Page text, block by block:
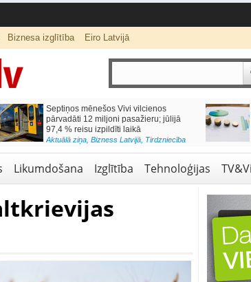
Biznesa izglītība Eiro Latvijā
Septiņos mēnešos Vivi vilcienos
pārvadāti 12 miljoni pasažieru; jūlijā
97,4 % reisu izpildīti laikā
Aktuālā ziņa, Bizness Latvijā, Tirdzniecība
Likumdošana Izglītība Tehnoloģijas